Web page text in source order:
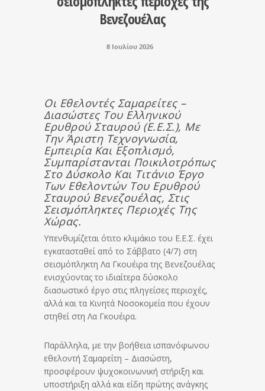
Βενεζουέλας
8 Ιουλίου 2026
Οι Εθελοντές Σαμαρείτες –
Διασώστες Του Ελληνικού
Ερυθρού Σταυρού (Ε.Ε.Σ.), Με
Την Άριστη Τεχνογνωσία,
Εμπειρία Και Εξοπλισμό,
Συμπαρίστανται Ποικιλοτρόπως
Στο Δύσκολο Και Τιτάνιο Έργο
Των Εθελοντών Του Ερυθρού
Σταυρού Βενεζουέλας, Στις
Σεισμόπληκτες Περιοχές Της
Χώρας.
Υπενθυμίζεται ότιτο κλιμάκιο του Ε.Ε.Σ. έχει
εγκατασταθεί από το Σάββατο (4/7) στη
σεισμόπληκτη Λα Γκουέιρα της Βενεζουέλας
ενισχύοντας το ιδιαίτερα δύσκολο
διασωστικό έργο στις πληγείσες περιοχές,
αλλά και τα Κινητά Νοσοκομεία που έχουν
στηθεί στη Λα Γκουέιρα.
Παράλληλα, με την βοήθεια ισπανόφωνου
εθελοντή Σαμαρείτη – Διασώστη,
προσφέρουν ψυχοκοινωνική στήριξη και
υποστήριξη αλλά και είδη πρώτης ανάγκης